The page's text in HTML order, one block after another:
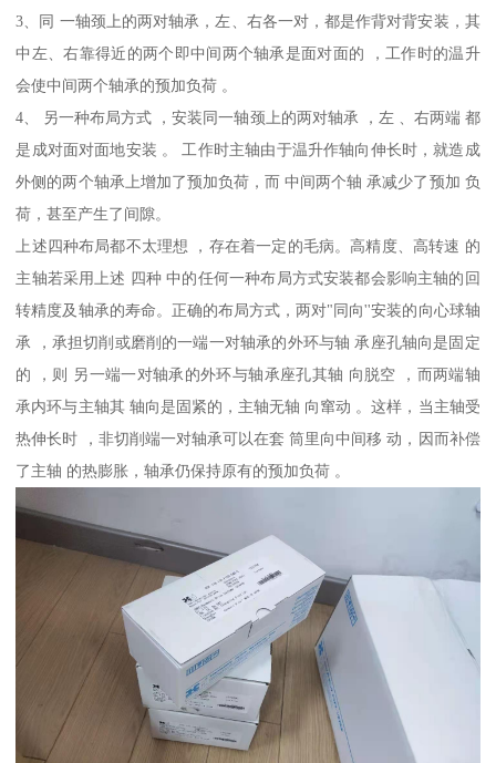
3、同 一轴颈上的两对轴承，左、右各一对，都是作背对背安装，其
中左、右靠得近的两个即中间两个轴承是面对面的 ，工作时的温升
会使中间两个轴承的预加负荷 。
4、 另一种布局方式 ，安装同一轴颈上的两对轴承 ，左 、右两端 都
是成对面对面地安装 。 工作时主轴由于温升作轴向伸长时，就造成
外侧的两个轴承上增加了预加负荷，而 中间两个轴 承减少了预加 负
荷，甚至产生了间隙。
上述四种布局都不太理想 ，存在着一定的毛病。高精度、高转速 的
主轴若采用上述 四种 中的任何一种布局方式安装都会影响主轴的回
转精度及轴承的寿命。正确的布局方式，两对"同向''安装的向心球轴
承 ，承担切削或磨削的一端一对轴承的外环与轴 承座孔轴向是固定
的 ，则 另一端一对轴承的外环与轴承座孔其轴 向脱空 ，而两端轴
承内环与主轴其 轴向是固紧的，主轴无轴 向窜动 。这样，当主轴受
热伸长时 ，非切削端一对轴承可以在套 筒里向中间移 动，因而补偿
了主轴 的热膨胀，轴承仍保持原有的预加负荷 。